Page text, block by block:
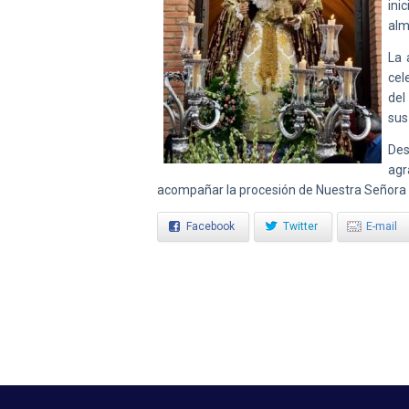
del
acompañar la procesión de Nuestra
Facebook Twitter E-mail